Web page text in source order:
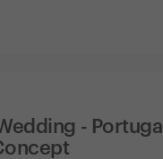
- Portugal